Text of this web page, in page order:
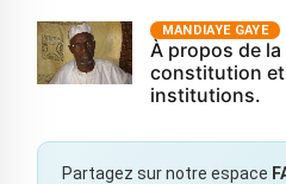
MANDIAYE GAYE
À propos de
constitution et
institutions.
Partagez sur notre espace